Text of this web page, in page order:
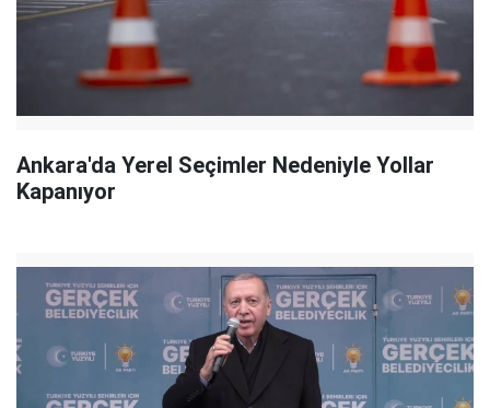
Ankara'da Yerel Seçimler Nedeniyle Yollar
Kapanıyor